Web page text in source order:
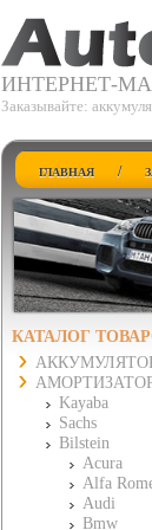
ИНТЕРНЕТ-
Заказывайте:
ГЛАВНАЯ /
КАТАЛОГ
Kayaba
Sachs
Bilstein
Acura
Alfa
Audi
Bmw